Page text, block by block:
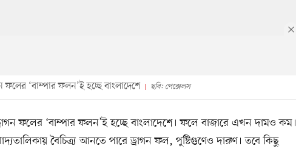
ফলের ‘বাম্পার ফলন’ই হচ্ছে বাংলাদেশে ছবি: পেক্সেলস
ফলের ‘বাম্পার ফলন’ই হচ্ছে বাংলাদেশে। ফলে বাজারে এখন দামও কম।
বৈচিত্র্য আনতে পারে ড্রাগন ফল, পুষ্টিগুণেও দারুণ। তবে কিছু